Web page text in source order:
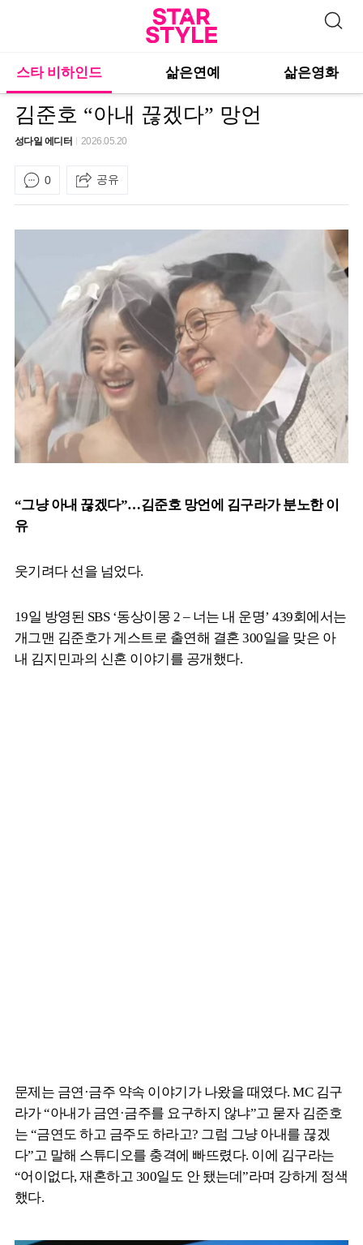
스타 비하인드 삶은연예 삶은영화
김준호 “아내 끊겠다” 망언
성다일 에디터 2026.05.20
0 공유
“그냥 아내 끊겠다”…김준호 망언에 김구라가 분노한 이
유
웃기려다 선을 넘었다.
19일 방영된 SBS ‘동상이몽 2 – 너는 내 운명’ 439회에서는
개그맨 김준호가 게스트로 출연해 결혼 300일을 맞은 아
내 김지민과의 신혼 이야기를 공개했다.
문제는 금연·금주 약속 이야기가 나왔을 때였다. MC 김구
라가 “아내가 금연·금주를 요구하지 않냐”고 묻자 김준호
는 “금연도 하고 금주도 하라고? 그럼 그냥 아내를 끊겠
다”고 말해 스튜디오를 충격에 빠뜨렸다. 이에 김구라는
“어이없다, 재혼하고 300일도 안 됐는데”라며 강하게 정색
했다.